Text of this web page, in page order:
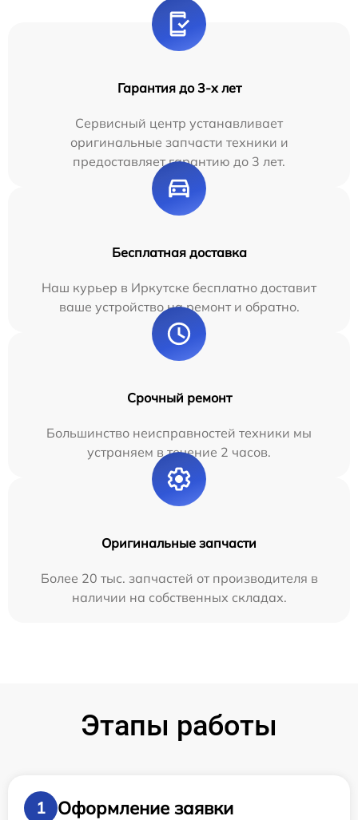
Гарантия до 3-х лет
Сервисный центр устанавливает
оригинальные запчасти техники и
предоставляет гарантию до 3 лет.
Бесплатная доставка
Наш курьер в Иркутске бесплатно доставит
ваше устройство на ремонт и обратно.
Срочный ремонт
Большинство неисправностей техники мы
устраняем в течение 2 часов.
Оригинальные запчасти
Более 20 тыс. запчастей от производителя в
наличии на собственных складах.
Этапы работы
1
Оформление заявки